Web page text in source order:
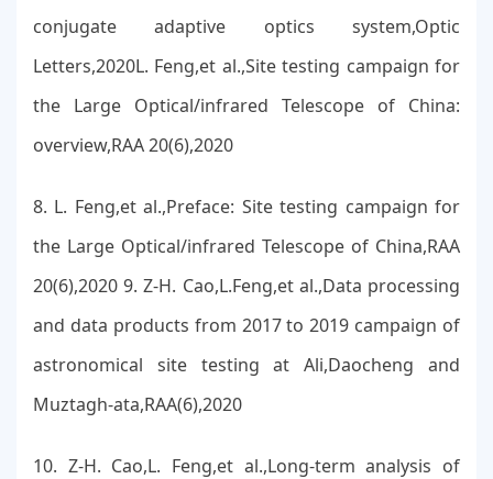
conjugate adaptive optics system,Optic
Letters,2020L. Feng,et al.,Site testing campaign for
the Large Optical/infrared Telescope of China:
overview,RAA 20(6),2020
8. L. Feng,et al.,Preface: Site testing campaign for
the Large Optical/infrared Telescope of China,RAA
20(6),2020 9. Z-H. Cao,L.Feng,et al.,Data processing
and data products from 2017 to 2019 campaign of
astronomical site testing at Ali,Daocheng and
Muztagh-ata,RAA(6),2020
10. Z-H. Cao,L. Feng,et al.,Long-term analysis of